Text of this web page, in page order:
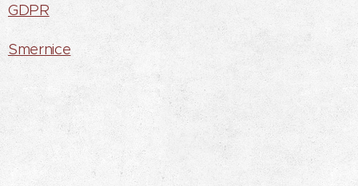
GDPR
Smernice